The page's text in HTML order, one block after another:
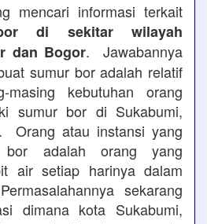
mencari informasi terkait
di sekitar wilayah
dan Bogor. Jawabannya
sumur bor adalah relatif
masing kebutuhan orang
sumur bor di Sukabumi,
Orang atau instansi yang
bor adalah orang yang
air setiap harinya dalam
sekarang
dimana kota Sukabumi,